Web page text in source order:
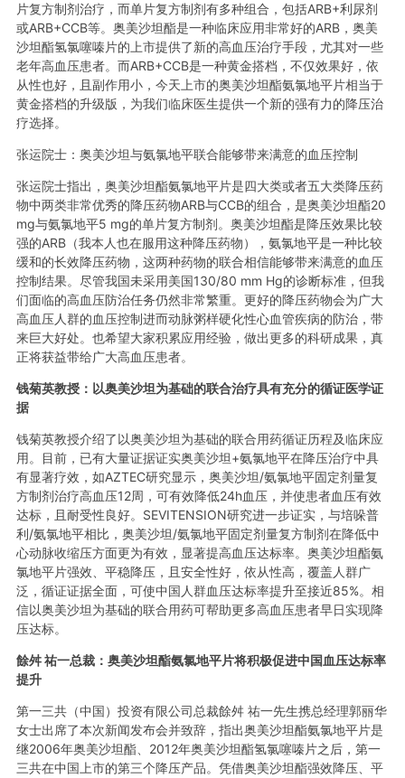
片复方制剂治疗，而单片复方制剂有多种组合，包括ARB+利尿剂
或ARB+CCB等。奥美沙坦酯是一种临床应用非常好的ARB，奥美
沙坦酯氢氯噻嗪片的上市提供了新的高血压治疗手段，尤其对一些
老年高血压患者。而ARB+CCB是一种黄金搭档，不仅效果好，依
从性也好，且副作用小，今天上市的奥美沙坦酯氨氯地平片相当于
黄金搭档的升级版，为我们临床医生提供一个新的强有力的降压治
疗选择。
张运院士：奥美沙坦与氨氯地平联合能够带来满意的血压控制
张运院士指出，奥美沙坦酯氨氯地平片是四大类或者五大类降压药
物中两类非常优秀的降压药物ARB与CCB的组合，是奥美沙坦酯20
mg与氨氯地平5 mg的单片复方制剂。奥美沙坦酯是降压效果比较
强的ARB（我本人也在服用这种降压药物），氨氯地平是一种比较
缓和的长效降压药物，这两种药物的联合相信能够带来满意的血压
控制结果。尽管我国未采用美国130/80 mm Hg的诊断标准，但我
们面临的高血压防治任务仍然非常繁重。更好的降压药物会为广大
高血压人群的血压控制进而动脉粥样硬化性心血管疾病的防治，带
来巨大好处。也希望大家积累应用经验，做出更多的科研成果，真
正将获益带给广大高血压患者。
钱菊英教授：以奥美沙坦为基础的联合治疗具有充分的循证医学证
据
钱菊英教授介绍了以奥美沙坦为基础的联合用药循证历程及临床应
用。目前，已有大量证据证实奥美沙坦+氨氯地平在降压治疗中具
有显著疗效，如AZTEC研究显示，奥美沙坦/氨氯地平固定剂量复
方制剂治疗高血压12周，可有效降低24h血压，并使患者血压有效
达标，且耐受性良好。SEVITENSION研究进一步证实，与培哚普
利/氨氯地平相比，奥美沙坦/氨氯地平固定剂量复方制剂在降低中
心动脉收缩压方面更为有效，显著提高血压达标率。奥美沙坦酯氨
氯地平片强效、平稳降压，且安全性好，依从性高，覆盖人群广
泛，循证证据全面，可使中国人群血压达标率提升至接近85%。相
信以奥美沙坦为基础的联合用药可帮助更多高血压患者早日实现降
压达标。
餘舛 祐一总裁：奥美沙坦酯氨氯地平片将积极促进中国血压达标率
提升
第一三共（中国）投资有限公司总裁餘舛 祐一先生携总经理郭丽华
女士出席了本次新闻发布会并致辞，指出奥美沙坦酯氨氯地平片是
继2006年奥美沙坦酯、2012年奥美沙坦酯氢氯噻嗪片之后，第一
三共在中国上市的第三个降压产品。凭借奥美沙坦酯强效降压、平